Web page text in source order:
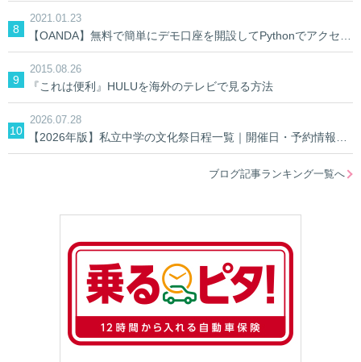
2021.01.23
【OANDA】無料で簡単にデモ口座を開設してPythonでアクセスしてみる。【AIでFX】
2015.08.26
『これは便利』HULUを海外のテレビで見る方法
2026.07.28
【2026年版】私立中学の文化祭日程一覧｜開催日・予約情報を学校別に検索
ブログ記事ランキング一覧へ